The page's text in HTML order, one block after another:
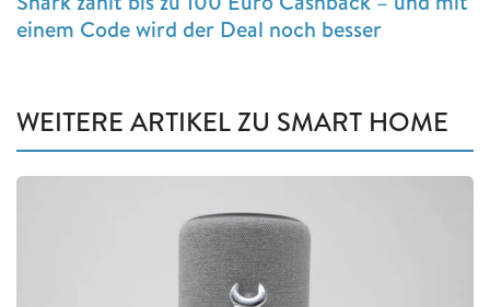
einem Code wird der Deal noch besser
WEITERE ARTIKEL ZU SMART HOME